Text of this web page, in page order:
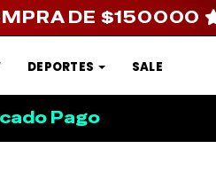
DEPORTES SALE
DE $150000
Pago